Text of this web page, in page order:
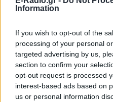
Information
If you wish to opt-out of the
processing of your personal
targeted advertising by us,
section to confirm your
opt-out request is processed
interest-based ads based on
us or personal information